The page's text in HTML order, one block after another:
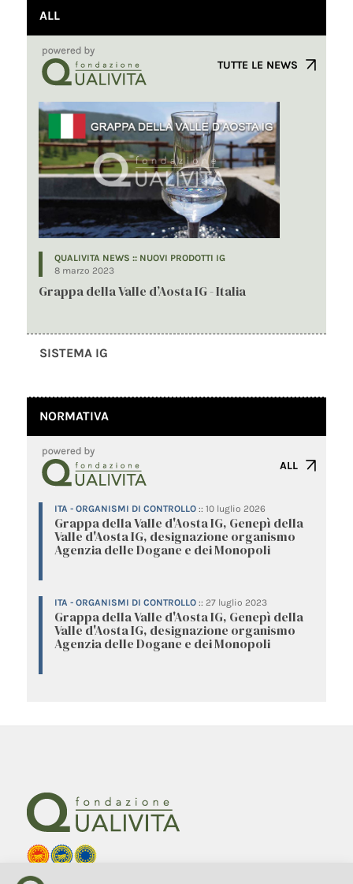
ALL
TUTTE LE NEWS
QUALIVITA NEWS :: NUOVI PRODOTTI IG
8 marzo 2023
Grappa della Valle d’Aosta IG - Italia
SISTEMA IG
NORMATIVA
ALL
ITA - ORGANISMI DI CONTROLLO:: 10 luglio 2026
Grappa della Valle d'Aosta IG, Genepì della
Valle d'Aosta IG, designazione organismo
Agenzia delle Dogane e dei Monopoli
ITA - ORGANISMI DI CONTROLLO:: 27 luglio 2023
Grappa della Valle d'Aosta IG, Genepì della
Valle d'Aosta IG, designazione organismo
Agenzia delle Dogane e dei Monopoli